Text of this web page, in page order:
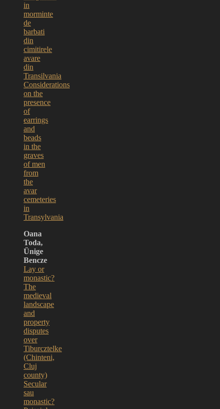
in
morminte
de
barbati
din
cimitirele
avare
din
Transilvania
Considerations
on the
presence
of
earrings
and
beads
in the
graves
of men
from
the
avar
cemeteries
in
Transylvania
Oana
Toda,
Ünige
Bencze
Lay or
monastic?
The
medieval
landscape
and
property
disputes
over
Tiburcztelke
(Chinteni,
Cluj
county)
Secular
sau
monastic?